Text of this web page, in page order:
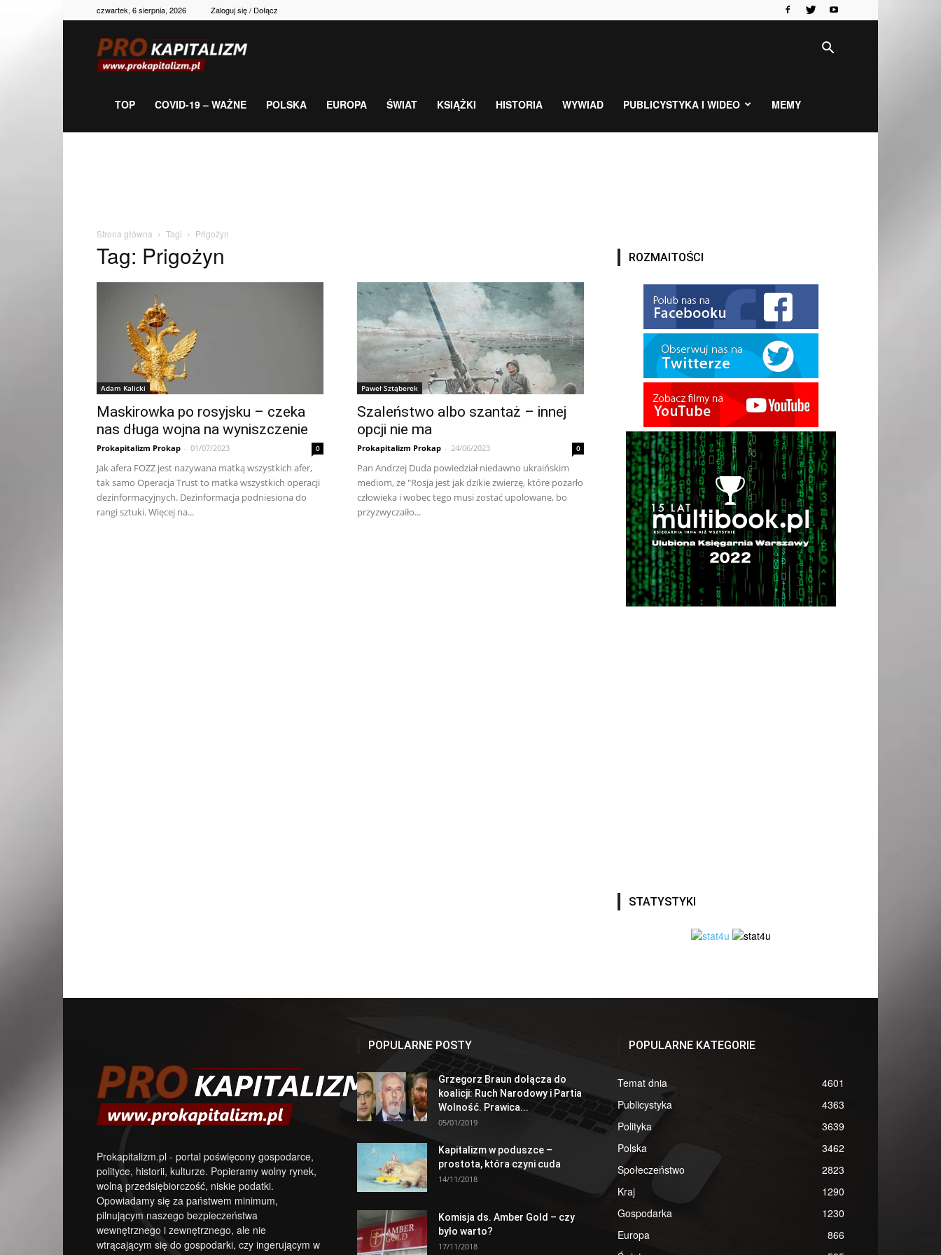
czwartek, 6 sierpnia, 2026 Zaloguj się / Dołącz
gospodarka,
TOP COVID-19 – WAŻNE POLSKA EUROPA ŚWIAT KSIĄŻKI HISTORIA WYWIAD PUBLICYSTYKA I WIDEO MEMY
Strona główna Tagi Prigożyn
Tag: Prigożyn
Adam Kalicki
Maskirowka po rosyjsku – czeka
nas długa wojna na wyniszczenie
Prokapitalizm Prokap - 01/07/2023 0
Jak afera FOZZ jest nazywana matką wszystkich afer,
tak samo Operacja Trust to matka wszystkich operacji
dezinformacyjnych. Dezinformacja podniesiona do
rangi sztuki. Więcej na...
Paweł Sztąberek
Szaleństwo albo szantaż – innej
opcji nie ma
Prokapitalizm Prokap - 24/06/2023 0
Pan Andrzej Duda powiedział niedawno ukraińskim
mediom, że "Rosja jest jak dzikie zwierzę, które pożarło
człowieka i wobec tego musi zostać upolowane, bo
przyzwyczaiło...
ROZMAITOŚCI
STATYSTYKI
Prokapitalizm.pl - portal poświęcony gospodarce,
polityce, historii, kulturze. Popieramy wolny rynek,
wolną przedsiębiorczość, niskie podatki.
Opowiadamy się za państwem minimum,
pilnującym naszego bezpieczeństwa
wewnętrznego i zewnętrznego, ale nie
wtrącającym się do gospodarki, czy ingerującym w
POPULARNE POSTY
Grzegorz Braun dołącza do
koalicji: Ruch Narodowy i Partia
Wolność. Prawica...
05/01/2019
Kapitalizm w poduszce –
prostota, która czyni cuda
14/11/2018
Komisja ds. Amber Gold – czy
było warto?
17/11/2018
POPULARNE KATEGORIE
Temat dnia
4601
Publicystyka
4363
Polityka
3639
Polska
3462
Społeczeństwo
2823
Kraj
1290
Gospodarka
1230
Europa
866